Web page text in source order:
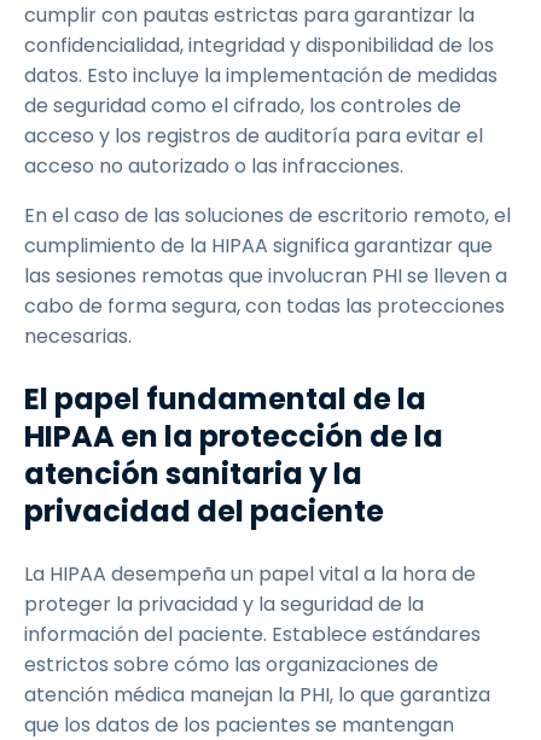
cumplir con pautas estrictas para garantizar la
confidencialidad, integridad y disponibilidad de los
datos. Esto incluye la implementación de medidas
de seguridad como el cifrado, los controles de
acceso y los registros de auditoría para evitar el
acceso no autorizado o las infracciones.
En el caso de las soluciones de escritorio remoto, el
cumplimiento de la HIPAA significa garantizar que
las sesiones remotas que involucran PHI se lleven a
cabo de forma segura, con todas las protecciones
necesarias.
El papel fundamental de la
HIPAA en la protección de la
atención sanitaria y la
privacidad del paciente
La HIPAA desempeña un papel vital a la hora de
proteger la privacidad y la seguridad de la
información del paciente. Establece estándares
estrictos sobre cómo las organizaciones de
atención médica manejan la PHI, lo que garantiza
que los datos de los pacientes se mantengan